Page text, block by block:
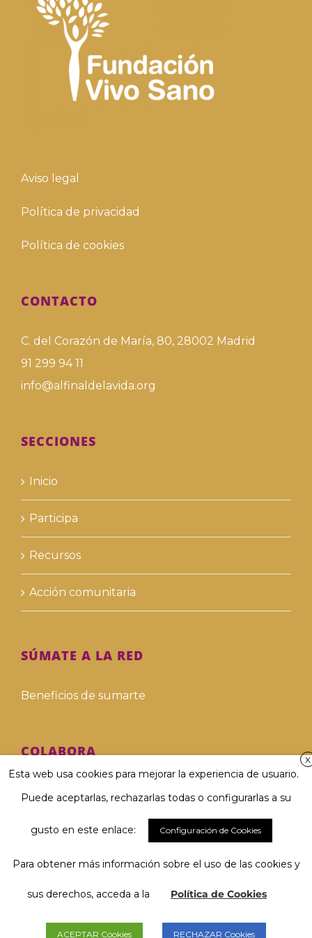
Aviso legal
Política de privacidad
Política de cookies
CONTACTO
C. del Corazón de María, 80, 28002 Madrid
91 299 94 11
info@alfinaldelavida.org
SECCIONES
Inicio
Participa
Recursos
Acción comunitaria
SÚMATE A LA RED
Beneficios de sumarte
COLABORA
Hazte voluntari@
Hazte donante
Involucra a tu empresa
Deja tu legado solidario
X
Esta web usa cookies para mejorar la experiencia de usuario.
Puede aceptarlas, rechazarlas todas o configurarlas a su
gusto en este enlace: Configuración de Cookies
Para obtener más información sobre el uso de las cookies y
sus derechos, acceda a la Política de Cookies
ACEPTAR Cookies RECHAZAR Cookies
Hablar y ser comprendido/a...